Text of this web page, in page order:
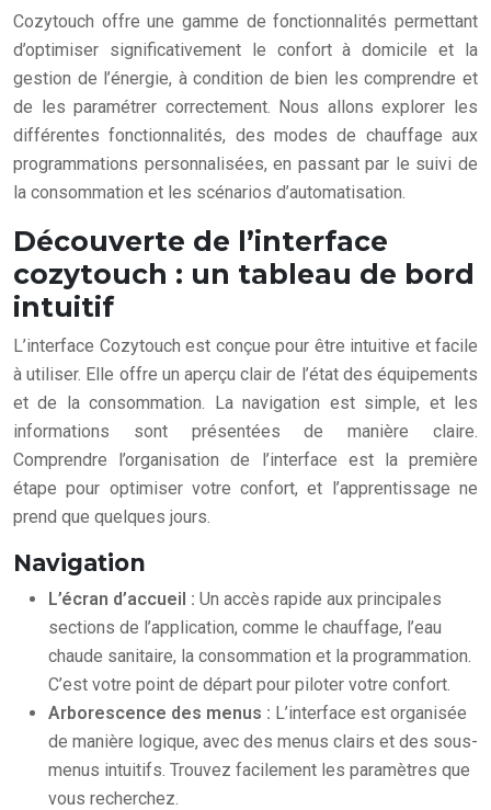
Cozytouch offre une gamme de fonctionnalités permettant
d’optimiser significativement le confort à domicile et la
gestion de l’énergie, à condition de bien les comprendre et
de les paramétrer correctement. Nous allons explorer les
différentes fonctionnalités, des modes de chauffage aux
programmations personnalisées, en passant par le suivi de
la consommation et les scénarios d’automatisation.
Découverte de l’interface
cozytouch : un tableau de bord
intuitif
L’interface Cozytouch est conçue pour être intuitive et facile
à utiliser. Elle offre un aperçu clair de l’état des équipements
et de la consommation. La navigation est simple, et les
informations sont présentées de manière claire.
Comprendre l’organisation de l’interface est la première
étape pour optimiser votre confort, et l’apprentissage ne
prend que quelques jours.
Navigation
L’écran d’accueil : Un accès rapide aux principales
sections de l’application, comme le chauffage, l’eau
chaude sanitaire, la consommation et la programmation.
C’est votre point de départ pour piloter votre confort.
Arborescence des menus : L’interface est organisée
de manière logique, avec des menus clairs et des sous-
menus intuitifs. Trouvez facilement les paramètres que
vous recherchez.